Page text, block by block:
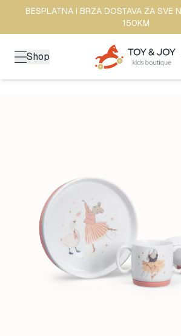
BESPLATNA I BRZA DOSTAVA ZA SVE
150KM
Shop